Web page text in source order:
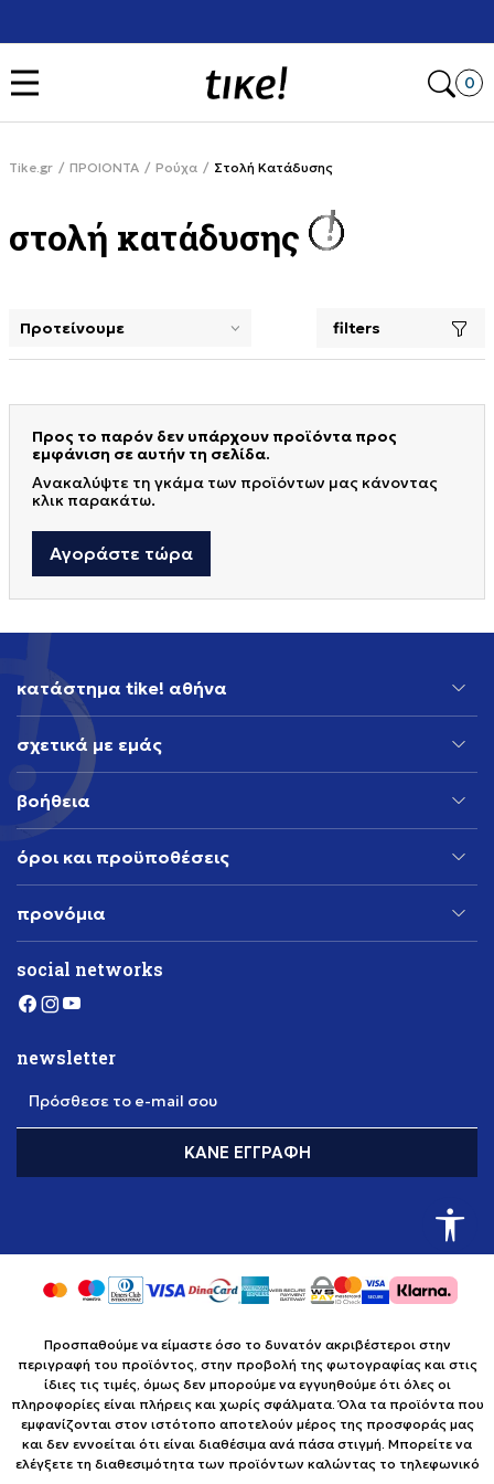
0
Tike.gr ΠΡΟΙΟΝΤΑ Ρούχα Στολή Κατάδυσης
στολή κατάδυσης
selecting a filter closes the filters and loads new
filters
Προς το παρόν δεν υπάρχουν προϊόντα προς
εμφάνιση σε αυτήν τη σελίδα.
Ανακαλύψτε τη γκάμα των προϊόντων μας κάνοντας
κλικ παρακάτω.
Αγοράστε τώρα
κατάστημα tike! αθήνα
σχετικά με εμάς
βοήθεια
όροι και προϋποθέσεις
προνόμια
social networks
newsletter
Πρόσθεσε το e-mail σου
ΚΆΝΕ ΕΓΓΡΑΦΉ
Προσπαθούμε να είμαστε όσο το δυνατόν ακριβέστεροι στην
περιγραφή του προϊόντος, στην προβολή της φωτογραφίας και στις
ίδιες τις τιμές, όμως δεν μπορούμε να εγγυηθούμε ότι όλες οι
πληροφορίες είναι πλήρεις και χωρίς σφάλματα. Όλα τα προϊόντα που
εμφανίζονται στον ιστότοπο αποτελούν μέρος της προσφοράς μας
και δεν εννοείται ότι είναι διαθέσιμα ανά πάσα στιγμή. Μπορείτε να
ελέγξετε τη διαθεσιμότητα των προϊόντων καλώντας το τηλεφωνικό